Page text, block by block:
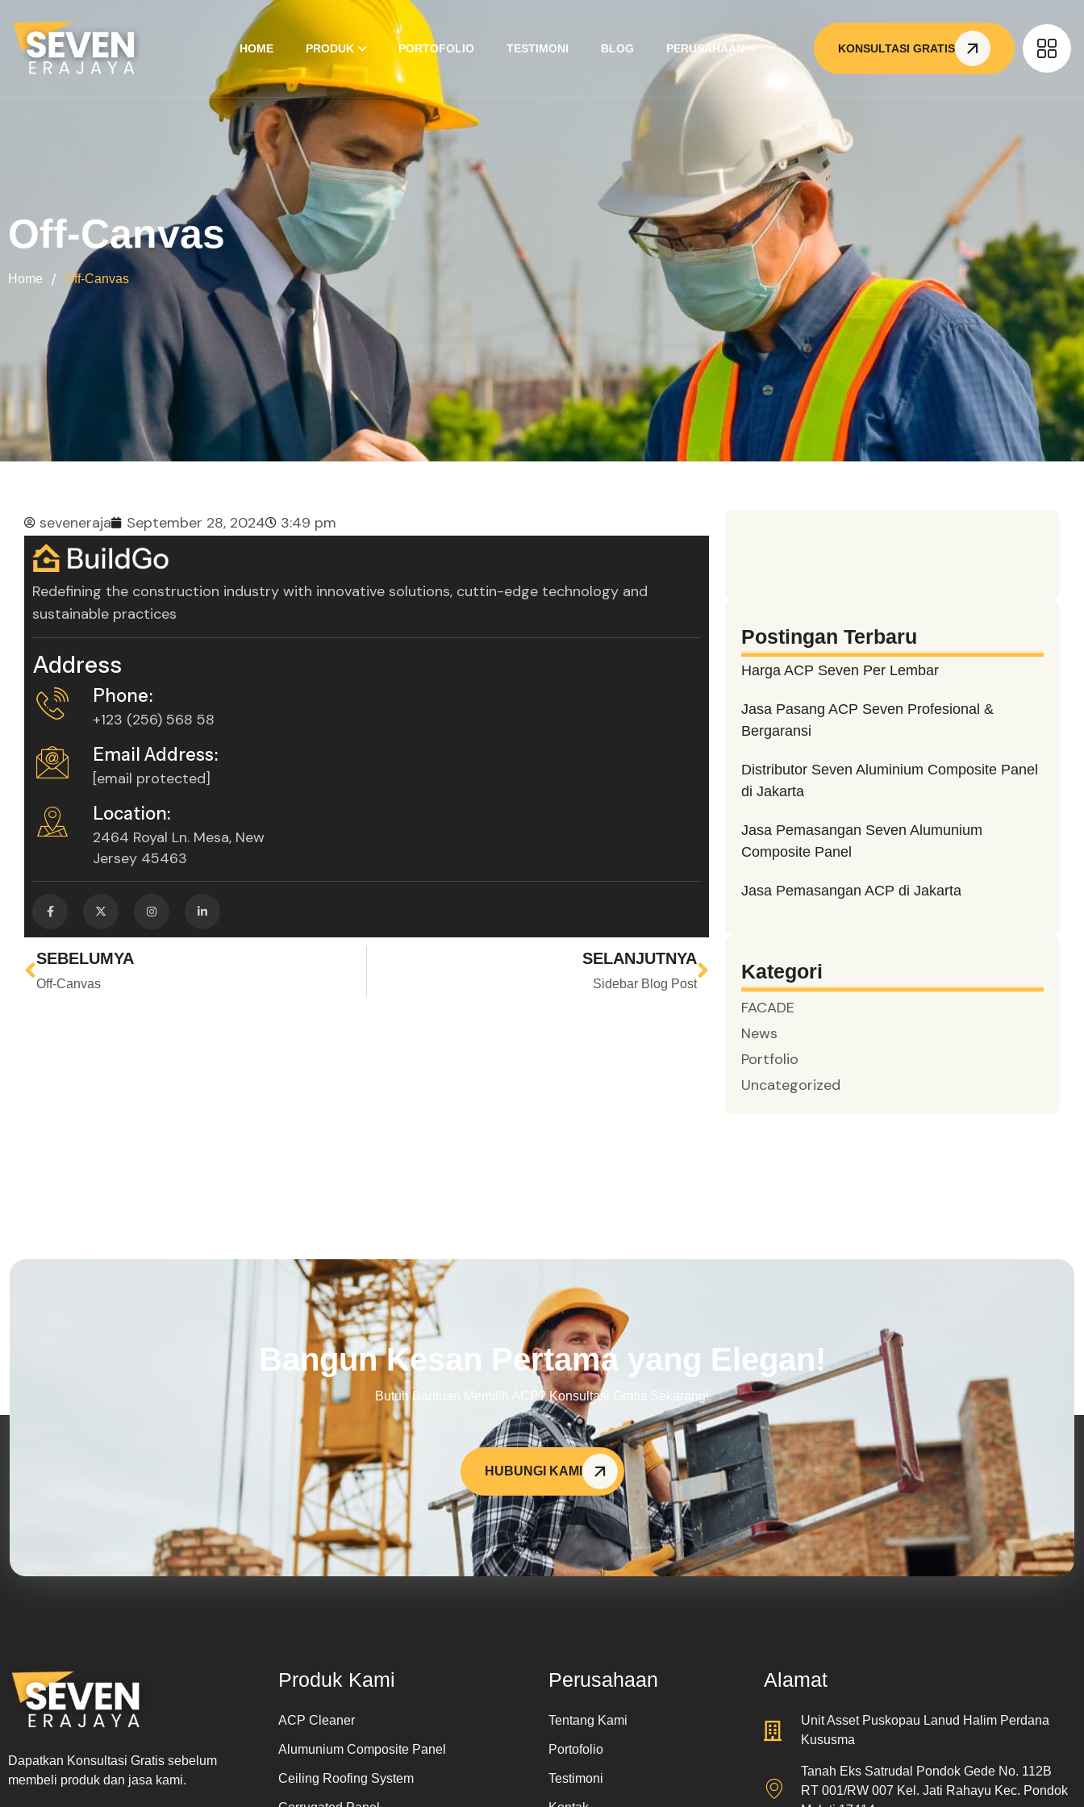
HOME PRODUK PORTOFOLIO TESTIMONI BLOG PERUSAHAAN KONSULTASI GRATIS
Off-Canvas
Home / Off-Canvas
seveneraja September 28, 2024 3:49 pm
Redefining the construction industry with innovative solutions, cuttin-edge technology and
sustainable practices
Address
Phone:
+123 (256) 568 58
Email Address:
[email protected]
Location:
2464 Royal Ln. Mesa, New
Jersey 45463
SEBELUMYA
Off-Canvas
SELANJUTNYA
Sidebar Blog Post
Postingan Terbaru
Harga ACP Seven Per Lembar
Jasa Pasang ACP Seven Profesional &
Bergaransi
Distributor Seven Aluminium Composite Panel
di Jakarta
Jasa Pemasangan Seven Alumunium
Composite Panel
Jasa Pemasangan ACP di Jakarta
Kategori
FACADE
News
Portfolio
Uncategorized
Bangun Kesan Pertama yang Elegan!
Butuh Bantuan Memilih ACP? Konsultasi Gratis Sekarang!
HUBUNGI KAMI
Dapatkan Konsultasi Gratis sebelum
membeli produk dan jasa kami.
Produk Kami
ACP Cleaner
Alumunium Composite Panel
Ceiling Roofing System
Perusahaan
Tentang Kami
Portofolio
Testimoni
Alamat
Unit Asset Puskopau Lanud Halim Perdana
Kususma
Tanah Eks Satrudal Pondok Gede No. 112B
RT 001/RW 007 Kel. Jati Rahayu Kec. Pondok